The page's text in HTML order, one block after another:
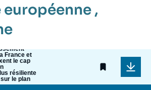
,
France et
le cap
résiliente
le plan